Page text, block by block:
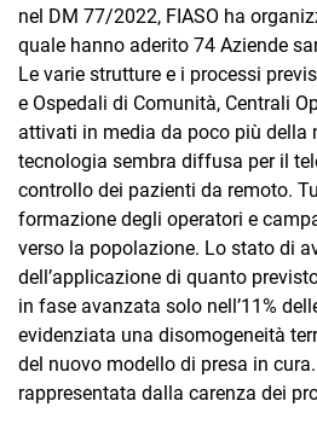
nel DM 77/2022, FIASO ha
quale hanno aderito 74 Aziende
Le varie strutture e i processi
e Ospedali di Comunità, Centrali
attivati in media da poco più della
tecnologia sembra diffusa per il
controllo dei pazienti da remoto.
formazione degli operatori e
verso la popolazione. Lo stato di
dell’applicazione di quanto
in fase avanzata solo nell’11%
evidenziata una disomogeneità
del nuovo modello di presa in
rappresentata dalla carenza dei